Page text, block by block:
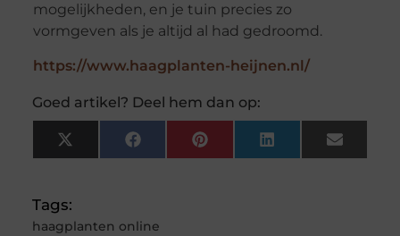
mogelijkheden, en je tuin precies zo
vormgeven als je altijd al had gedroomd.
https://www.haagplanten-heijnen.nl/
Goed artikel? Deel hem dan op:
X
(Twitter)
FacebookPinterestLinkedInEmail
Tags:
haagplanten online